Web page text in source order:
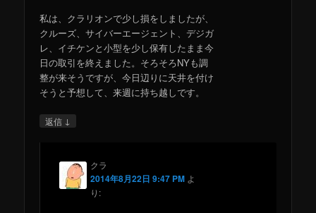
私は、クラリオンで少し損をしましたが、
クルーズ、サイバーエージェント、デジガ
レ、イチケンと小型を少し保有したまま今
日の取引を終えました。そろそろNYも調
整が来そうですが、今日辺りに天井を付け
そうと予想して、来週に持ち越しです。
返信 ↓
クラ
2014年8月22日 9:47 PM よ
り: